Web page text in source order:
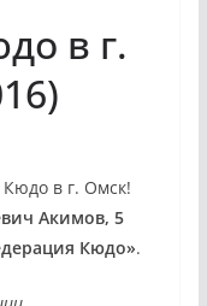
в г.
Кюдо в г. Омск!
Акимов, 5
Кюдо».